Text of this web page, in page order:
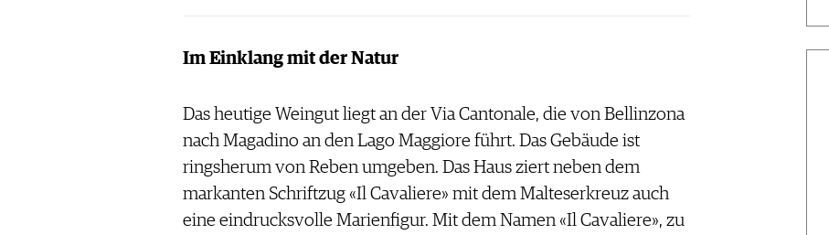
Im Einklang mit der Natur
Das heutige Weingut liegt an der Via Cantonale, die von Bellinzona
nach Magadino an den Lago Maggiore führt. Das Gebäude ist
ringsherum von Reben umgeben. Das Haus ziert neben dem
markanten Schriftzug «Il Cavaliere» mit dem Malteserkreuz auch
eine eindrucksvolle Marienfigur. Mit dem Namen «Il Cavaliere», zu